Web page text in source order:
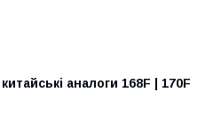
аналоги 168F | 170F